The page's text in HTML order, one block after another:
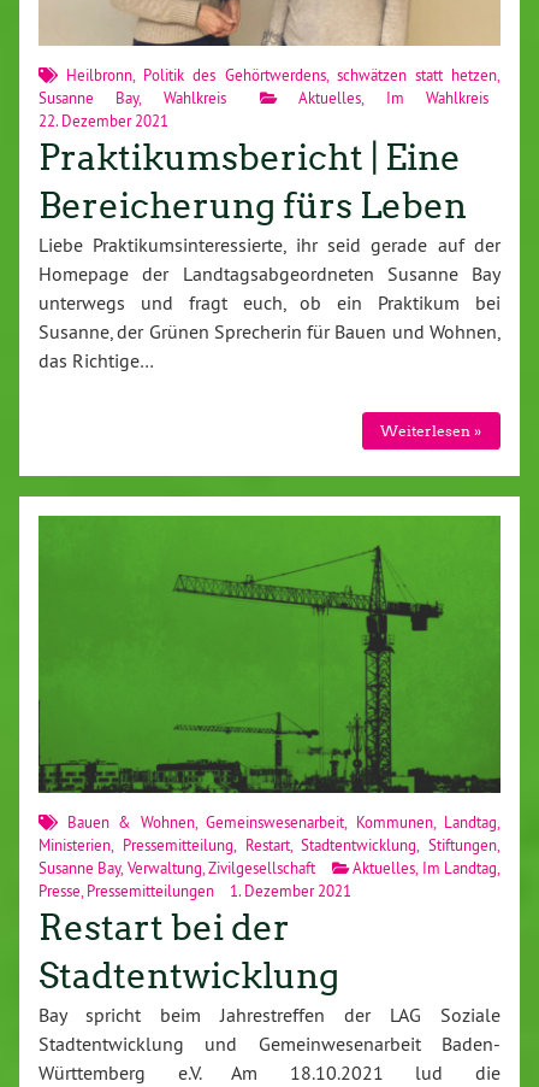
Heilbronn, Politik des Gehörtwerdens, schwätzen statt hetzen,
Susanne Bay, Wahlkreis Aktuelles, Im Wahlkreis
22. Dezember 2021
Praktikumsbericht | Eine
Bereicherung fürs Leben
Liebe Praktikumsinteressierte, ihr seid gerade auf der
Homepage der Landtagsabgeordneten Susanne Bay
unterwegs und fragt euch, ob ein Praktikum bei
Susanne, der Grünen Sprecherin für Bauen und Wohnen,
das Richtige…
Weiterlesen »
Bauen & Wohnen, Gemeinswesenarbeit Kommunen, Landtag
Ministerien
Pressemitteilung Restart,Stadtentwicklung Stiftungen
Susanne Bay, Verwaltung ,Zivilgesellschaft Aktuelles Im Landtag
Presse Pressemitteilungen 1. Dezember 2021
Restart bei der
Stadtentwicklung
Bay spricht beim Jahrestreffen der LAG Soziale
Stadtentwicklung und Gemeinwesenarbeit Baden-
Württemberg e.V. Am 18.10.2021 lud die